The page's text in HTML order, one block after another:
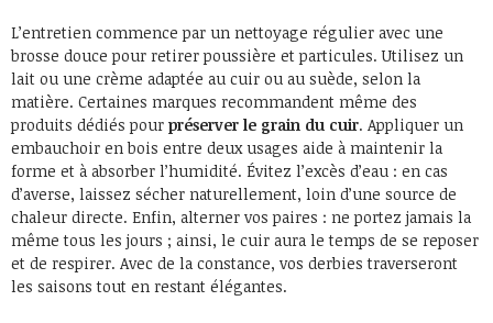
L’entretien commence par un nettoyage régulier avec une
brosse douce pour retirer poussière et particules. Utilisez un
lait ou une crème adaptée au cuir ou au suède, selon la
matière. Certaines marques recommandent même des
produits dédiés pour préserver le grain du cuir. Appliquer un
embauchoir en bois entre deux usages aide à maintenir la
forme et à absorber l’humidité. Évitez l’excès d’eau : en cas
d’averse, laissez sécher naturellement, loin d’une source de
chaleur directe. Enfin, alterner vos paires : ne portez jamais la
même tous les jours ; ainsi, le cuir aura le temps de se reposer
et de respirer. Avec de la constance, vos derbies traverseront
les saisons tout en restant élégantes.